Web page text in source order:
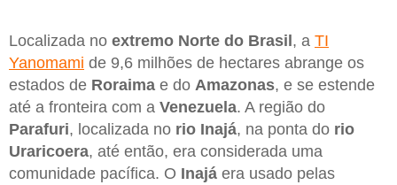
Localizada no extremo Norte do Brasil, a TI
Yanomami de 9,6 milhões de hectares abrange os
estados de Roraima e do Amazonas, e se estende
até a fronteira com a Venezuela. A região do
Parafuri, localizada no rio Inajá, na ponta do rio
Uraricoera, até então, era considerada uma
comunidade pacífica. O Inajá era usado pelas